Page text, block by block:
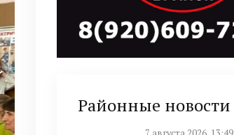
Районные новости